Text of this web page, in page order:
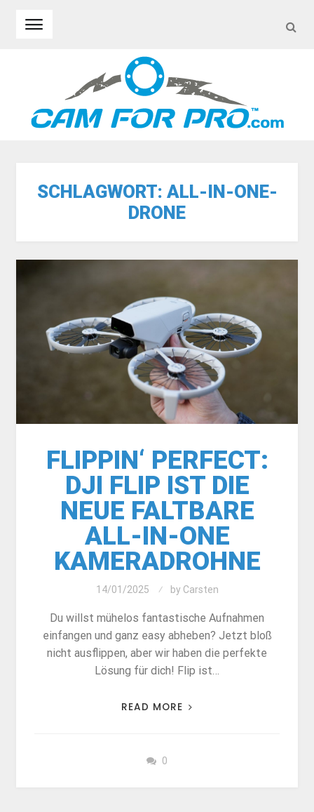
SCHLAGWORT: ALL-IN-ONE-
DRONE
FLIPPIN‘ PERFECT:
DJI FLIP IST DIE
NEUE FALTBARE
ALL-IN-ONE
KAMERADROHNE
14/01/2025 by Carsten
Du willst mühelos fantastische Aufnahmen
einfangen und ganz easy abheben? Jetzt bloß
nicht ausflippen, aber wir haben die perfekte
Lösung für dich! Flip ist…
READ MORE
0